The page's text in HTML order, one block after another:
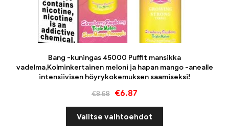
Bang -kuningas 45000 Puffit mansikka
vadelma,Kolminkertainen meloni ja hapan mango -anealle
intensiivisen höyrykokemuksen saamiseksi!
€8.58 €6.87
Valitse vaihtoehdot